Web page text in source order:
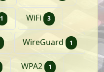
1 artikelWiFi 3 artikelen
artikelWireGuard 1 artikel
artikelWPA2 1 artikel